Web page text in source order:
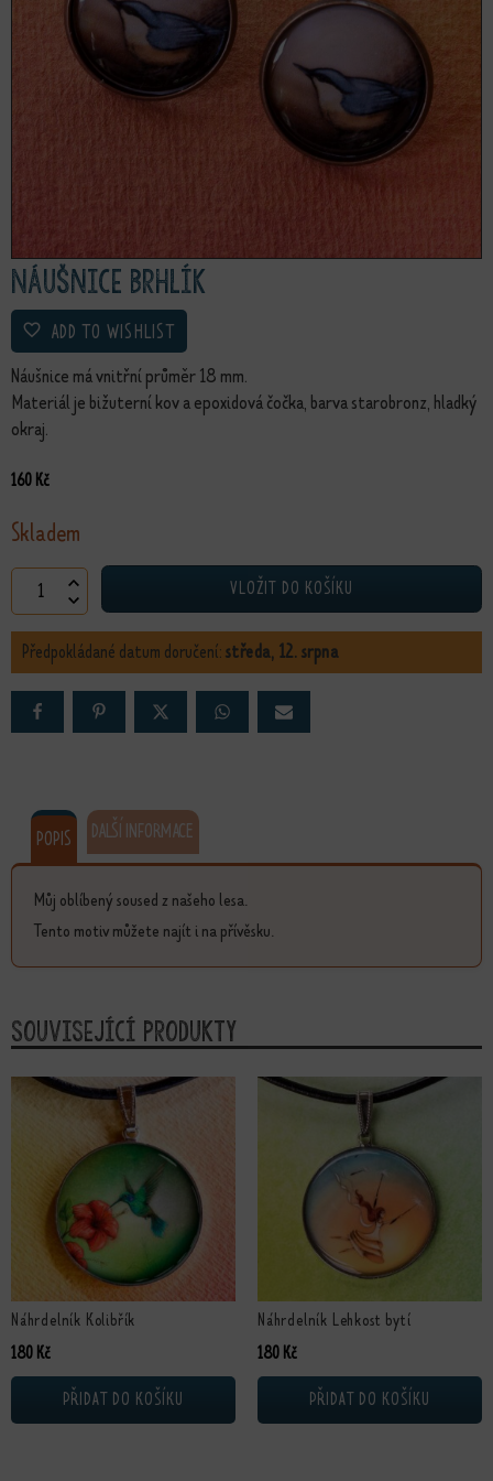
Náušnice Brhlík
ADD TO WISHLIST
Náušnice má vnitřní průměr 18 mm.
Materiál je bižuterní kov a epoxidová čočka, barva starobronz, hladký
okraj.
160 Kč
Skladem
Náušnice Brhlík množství VLOŽIT DO KOŠÍKU
Předpokládané datum doručení:středa, 12. srpna
POPIS DALŠÍ INFORMACE
Můj oblíbený soused z našeho lesa.
Tento motiv můžete najít i na přívěsku.
Související produkty
Náhrdelník Kolibřík
180 Kč
PŘIDAT DO KOŠÍKU
Náhrdelník Lehkost bytí
180 Kč
PŘIDAT DO KOŠÍKU